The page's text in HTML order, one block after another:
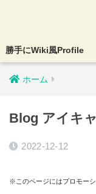
勝手にWiki風Profile
ホーム
Blog アイキ
2022-12-12
※このページにはプロモーシ